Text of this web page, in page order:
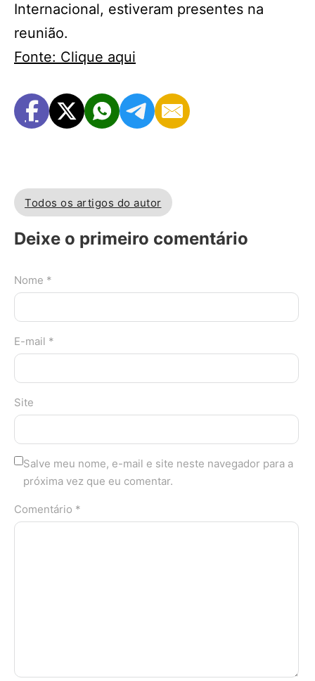
Internacional, estiveram presentes na
reunião.
Fonte: Clique aqui
Todos os artigos do autor
Deixe o primeiro comentário
Nome *
E-mail *
Site
Salve meu nome, e-mail e site neste navegador para a
próxima vez que eu comentar.
Comentário *